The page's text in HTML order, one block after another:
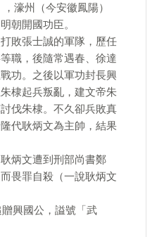
濠州（今安徽鳳陽）
朝開國功臣。
敗張士誠的軍隊，歷任
職，後隨常遇春、徐達
功。之後以軍功封長興
棣起兵叛亂，建文帝朱
伐朱棣。不久卻兵敗真
代耿炳文為主帥，結果
炳文遭到刑部尚書鄭
畏罪自殺（一說耿炳文
興國公，謚號「武